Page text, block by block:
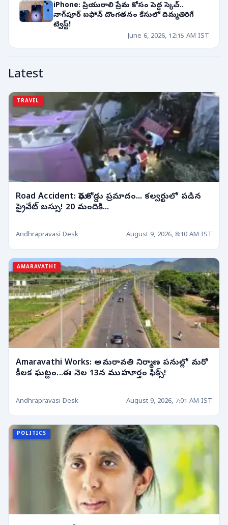
iPhone: ప్రియురాలి ప్రేమ కోసం పెద్ద స్కెచ్..
నాగ్‌పూర్ ఐఫోన్ దొంగతనం కేసులో దిమ్మతిరిగే
ట్విస్ట్!
June 6, 2026, 12:15 AM IST
Latest
TRAVEL
Road Accident: ఘోర రోడ్డు ప్రమాదం... కల్వర్టులో పడిన
ప్రైవేట్ బస్సు! 20 మందికి...
Andhrapravasi Desk August 9, 2026, 8:10 AM IST
AMARAVATHI
Amaravathi Works: అమరావతి నిర్మాణ పనుల్లో మరో
కీలక ఘట్టం...ఈ నెల 13న ముహూర్తం ఫిక్స్!
Andhrapravasi Desk August 9, 2026, 7:01 AM IST
POLITICS